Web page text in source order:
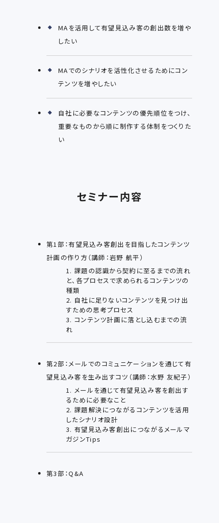
MAを活用して有望見込み客の創出数を増や
したい
MAでのシナリオを活性化させるためにコン
テンツを増やしたい
自社に必要なコンテンツの優先順位をつけ、
重要なものから順に制作する体制をつくりた
い
セミナー内容
第1部：有望見込み客創出を目指したコンテンツ
計画の作り方（講師：岩野 航平）
1. 課題の認識から契約に至るまでの流れ
と、各プロセスで求められるコンテンツの
種類
2. 自社に足りないコンテンツを見つけ出
すための思考プロセス
3. コンテンツ計画に落とし込むまでの流
れ
第2部：メールでのコミュニケーションを通じて有
望見込み客を生み出すコツ（講師：水野 友紀子）
1. メールを通じて有望見込み客を創出す
るために必要なこと
2. 課題解決につながるコンテンツを活用
したシナリオ設計
3. 有望見込み客創出につながるメールマ
ガジンTips
第3部：Q&A